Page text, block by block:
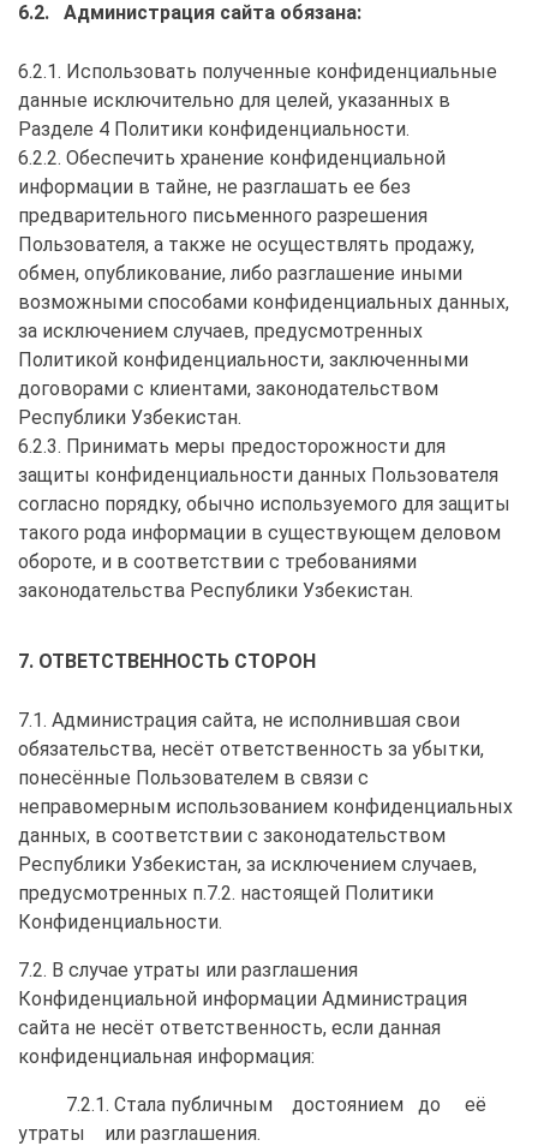
6.2. Администрация сайта обязана:
6.2.1. Использовать полученные конфиденциальные
данные исключительно для целей, указанных в
Разделе 4 Политики конфиденциальности.
6.2.2. Обеспечить хранение конфиденциальной
информации в тайне, не разглашать ее без
предварительного письменного разрешения
Пользователя, а также не осуществлять продажу,
обмен, опубликование, либо разглашение иными
возможными способами конфиденциальных данных,
за исключением случаев, предусмотренных
Политикой конфиденциальности, заключенными
договорами с клиентами, законодательством
Республики Узбекистан.
6.2.3. Принимать меры предосторожности для
защиты конфиденциальности данных Пользователя
согласно порядку, обычно используемого для защиты
такого рода информации в существующем деловом
обороте, и в соответствии с требованиями
законодательства Республики Узбекистан.
7. ОТВЕТСТВЕННОСТЬ СТОРОН
7.1. Администрация сайта, не исполнившая свои
обязательства, несёт ответственность за убытки,
понесённые Пользователем в связи с
неправомерным использованием конфиденциальных
данных, в соответствии с законодательством
Республики Узбекистан, за исключением случаев,
предусмотренных п.7.2. настоящей Политики
Конфиденциальности.
7.2. В случае утраты или разглашения
Конфиденциальной информации Администрация
сайта не несёт ответственность, если данная
конфиденциальная информация:
7.2.1. Стала публичным достоянием до её
утраты или разглашения.